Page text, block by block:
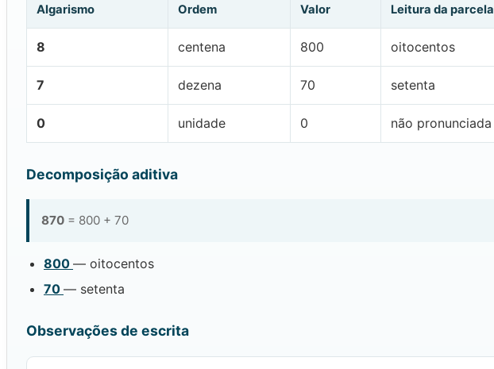
Algarismo Ordem Valor Leitura da parcela
8 centena 800 oitocentos
7 dezena 70 setenta
0 unidade 0 não pronunciada
Decomposição aditiva
870 = 800 + 70
800 — oitocentos
70 — setenta
Observações de escrita